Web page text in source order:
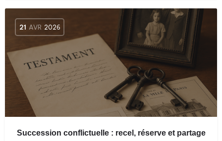
21 AVR 2026
Succession conflictuelle : recel, réserve et partage